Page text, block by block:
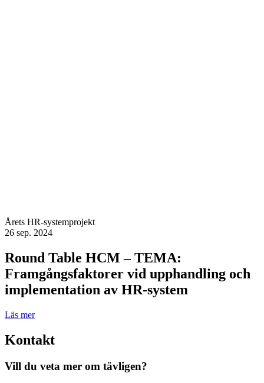
Årets HR-systemprojekt
26 sep. 2024
Round Table HCM – TEMA:
Framgångsfaktorer vid upphandling och
implementation av HR-system
Läs mer
Kontakt
Vill du veta mer om tävligen?